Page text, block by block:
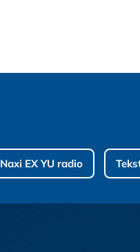
Naxi EX YU radio